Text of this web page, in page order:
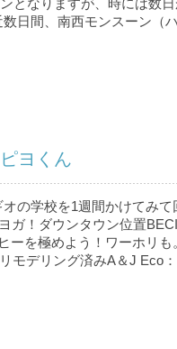
日間、南西モンスーン（
ヨくん
の学校を1週間かけてみて
ガ！ダウンタウン位置
ーを極めよう！ワーホリ
モデリング済みA＆J Eco